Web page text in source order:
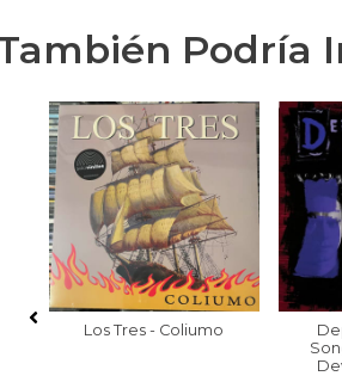
Podría
Los Tres - Coliumo